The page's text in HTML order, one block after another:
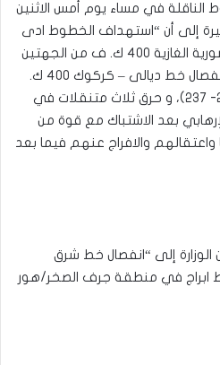
الناقلة في مساء يوم أمس الاثنين
٢٠٢١ )”، مشيرة إلى أن “استهداف الخطوط ادى
الى انفصال خط كركوك – منصورية الغازية ٤٠٠ ك. ف من الجهتين
بعد سقوط البرج رقم ١٣١، و انفصال خط ديالى – كركوك ٤٠٠ ك.
ف بعد سقوط البرج رقم (٢٣٥- ٢٣٧)، و حرق ثلاث متنقلات في
بعد الاشتباك مع قوة من
واعتقالهم والافراج عنهم فيما بعد
إلى “انفصال خط شرق
ابراج في منطقة جرف الصخر/هور